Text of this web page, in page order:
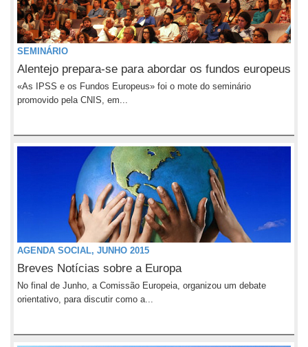
SEMINÁRIO
Alentejo prepara-se para abordar os fundos europeus
«As IPSS e os Fundos Europeus» foi o mote do seminário
promovido pela CNIS, em...
AGENDA SOCIAL, JUNHO 2015
Breves Notícias sobre a Europa
No final de Junho, a Comissão Europeia, organizou um debate
orientativo, para discutir como a...